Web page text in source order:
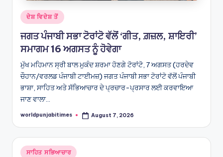
Posted
ਦੇਸ਼ ਵਿਦੇਸ਼ ਤੋਂ
ਜਗਤ ਪੰਜਾਬੀ ਸਭਾ ਟੋਰਾਂਟੋ ਵੱਲੋਂ ‘ਗੀਤ, ਗ਼ਜ਼ਲ, ਸ਼ਾਇਰੀ’
ਸਮਾਗਮ 16 ਅਗਸਤ ਨੂੰ ਹੋਵੇਗਾ
ਮੁੱਖ ਮਹਿਮਾਨ ਸ੍ਰੀ ਬਾਲ ਮੁਕੰਦ ਸ਼ਰਮਾ ਹੋਣਗੇ ਟੋਰਾਂਟੋ, 7 ਅਗਸਤ (ਹਰਦੇਵ
ਚੌਹਾਨ/ਵਰਲਡ ਪੰਜਾਬੀ ਟਾਈਮਜ਼) ਜਗਤ ਪੰਜਾਬੀ ਸਭਾ ਟੋਰਾਂਟੋ ਵੱਲੋਂ ਪੰਜਾਬੀ
ਭਾਸ਼ਾ, ਸਾਹਿਤ ਅਤੇ ਸੱਭਿਆਚਾਰ ਦੇ ਪ੍ਰਚਾਰ-ਪ੍ਰਸਾਰ ਲਈ ਕਰਵਾਇਆ
ਜਾਣ ਵਾਲਾ…
Posted
worldpunjabitimes August 7, 2026
Posted
ਸਾਹਿਤ ਸਭਿਆਚਾਰ